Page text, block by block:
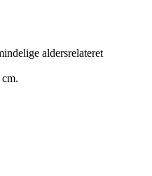
aldersrelateret